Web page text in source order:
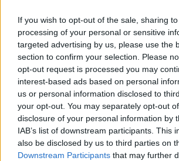
If you wish to opt-out of the sale, sharing
processing of your personal or sensitive
targeted advertising by us, please use the
section to confirm your selection. Please
opt-out request is processed you may
interest-based ads based on personal
us or personal information disclosed to
your opt-out. You may separately opt-out
disclosure of your personal information by
IAB’s list of downstream participants. This
also be disclosed by us to third parties on
Downstream Participants that may further
Hedén tipsar
2026-08-06 KL. 08:39
Tänker inte på
medaljer
2026-08-06